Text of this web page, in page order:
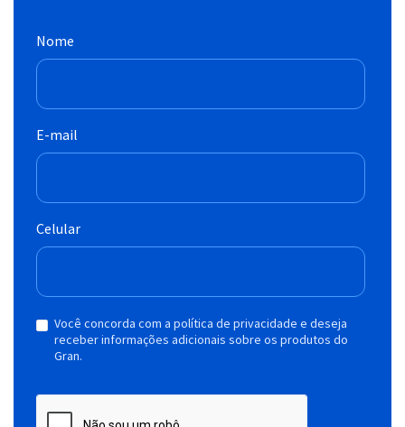
Nome
E-mail
Celular
Você concorda com a política de privacidade e deseja
receber informações adicionais sobre os produtos do
Gran.